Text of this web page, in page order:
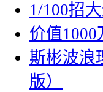
1/100招
价值
斯彬波浪
版）